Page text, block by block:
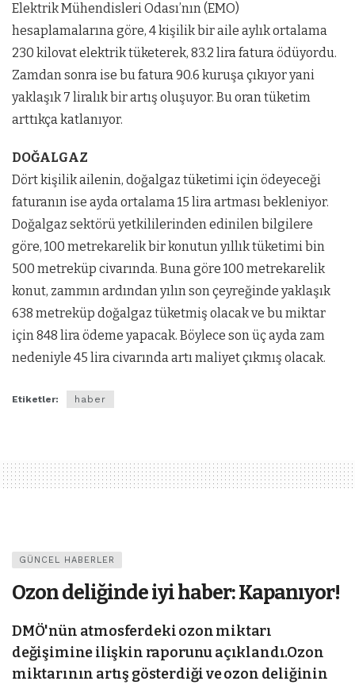
Elektrik Mühendisleri Odası’nın (EMO)
hesaplamalarına göre, 4 kişilik bir aile aylık ortalama
230 kilovat elektrik tüketerek, 83.2 lira fatura ödüyordu.
Zamdan sonra ise bu fatura 90.6 kuruşa çıkıyor yani
yaklaşık 7 liralık bir artış oluşuyor. Bu oran tüketim
arttıkça katlanıyor.
DOĞALGAZ
Dört kişilik ailenin, doğalgaz tüketimi için ödeyeceği
faturanın ise ayda ortalama 15 lira artması bekleniyor.
Doğalgaz sektörü yetkililerinden edinilen bilgilere
göre, 100 metrekarelik bir konutun yıllık tüketimi bin
500 metreküp civarında. Buna göre 100 metrekarelik
konut, zammın ardından yılın son çeyreğinde yaklaşık
638 metreküp doğalgaz tüketmiş olacak ve bu miktar
için 848 lira ödeme yapacak. Böylece son üç ayda zam
nedeniyle 45 lira civarında artı maliyet çıkmış olacak.
Etiketler: haber
GÜNCEL HABERLER
Ozon deliğinde iyi haber: Kapanıyor!
DMÖ'nün atmosferdeki ozon miktarı
değişimine ilişkin raporunu açıklandı.Ozon
miktarının artış gösterdiği ve ozon deliğinin